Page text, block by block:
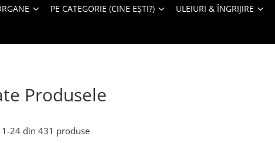
PE CATEGORIE (CINE EȘTI?) ULEIURI & ÎNGRIJIRE
Produsele
1-24 din 431 produse